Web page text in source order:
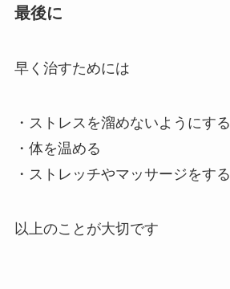
最後に
早く治すためには
・ストレスを溜めないようにする
・体を温める
・ストレッチやマッサージをする
以上のことが大切です